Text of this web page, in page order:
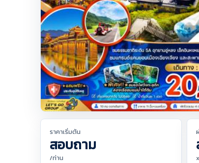
ราคาเริ่มต้น
สอบถาม
/ท่าน